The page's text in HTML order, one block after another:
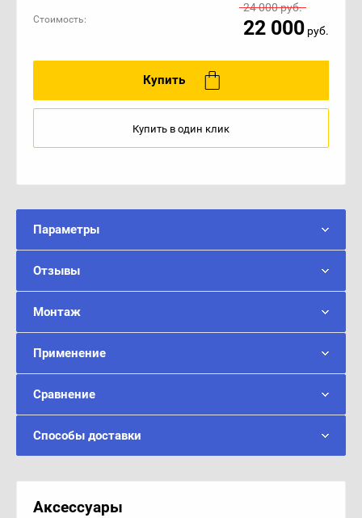
Стоимость:
24 000руб.
22 000 руб.
Купить
Купить в один клик
Параметры
Отзывы
Монтаж
Применение
Сравнение
Способы доставки
Аксессуары